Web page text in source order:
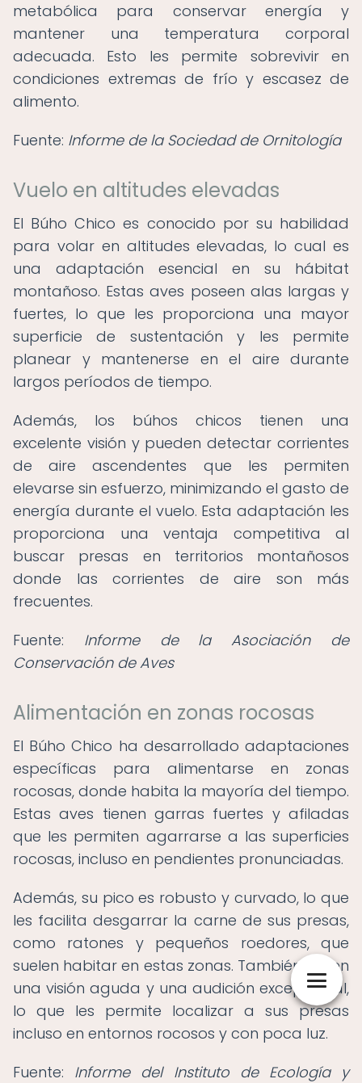
metabólica para conservar energía y
mantener una temperatura corporal
adecuada. Esto les permite sobrevivir en
condiciones extremas de frío y escasez de
alimento.
Fuente: Informe de la Sociedad de Ornitología
Vuelo en altitudes elevadas
El Búho Chico es conocido por su habilidad
para volar en altitudes elevadas, lo cual es
una adaptación esencial en su hábitat
montañoso. Estas aves poseen alas largas y
fuertes, lo que les proporciona una mayor
superficie de sustentación y les permite
planear y mantenerse en el aire durante
largos períodos de tiempo.
Además, los búhos chicos tienen una
excelente visión y pueden detectar corrientes
de aire ascendentes que les permiten
elevarse sin esfuerzo, minimizando el gasto de
energía durante el vuelo. Esta adaptación les
proporciona una ventaja competitiva al
buscar presas en territorios montañosos
donde las corrientes de aire son más
frecuentes.
Fuente: Informe de la Asociación de
Conservación de Aves
Alimentación en zonas rocosas
El Búho Chico ha desarrollado adaptaciones
específicas para alimentarse en zonas
rocosas, donde habita la mayoría del tiempo.
Estas aves tienen garras fuertes y afiladas
que les permiten agarrarse a las superficies
rocosas, incluso en pendientes pronunciadas.
Además, su pico es robusto y curvado, lo que
les facilita desgarrar la carne de sus presas,
como ratones y pequeños roedores, que
suelen habitar en estas zonas. También tienen
una visión aguda y una audición excepcional,
lo que les permite localizar a sus presas
incluso en entornos rocosos y con poca luz.
Fuente: Informe del Instituto de Ecología y